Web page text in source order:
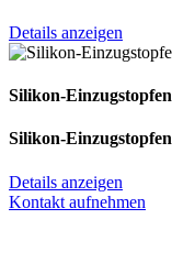
Details anzeigen
Silikon-Einzugstopfen
Silikon-Einzugstopfen
Details anzeigen
Kontakt aufnehmen